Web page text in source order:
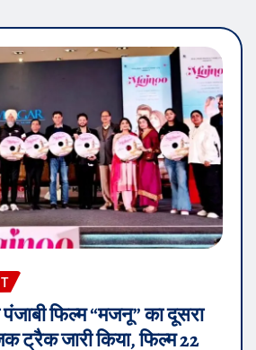
फिल्म “मजनू” का दूसरा
ट्रैक जारी किया, फिल्म 22
रिलीज़!!
Mar 19, 2024